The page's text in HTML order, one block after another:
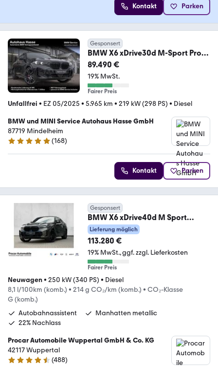
Kontakt Parken
Gesponsert
BMW X6 xDrive30d M-Sport Pro
22Z STANDHZ AktLENK H/K
89.490 €
19% MwSt.
Fairer Preis
Unfallfrei • EZ 05/2025 • 5.965 km • 219 kW (298 PS) • Diesel
BMW und MINI Service Autohaus Hasse GmbH
87719 Mindelheim
5 Sterne
(168)
Kontakt Parken
Gesponsert
BMW X6 xDrive40d M Sport
DA/PA Prof PANO B&W AHK 22"
Lieferung möglich
113.280 €
19% MwSt. ggf. zzgl. Lieferkosten
Fairer Preis
Neuwagen• 250 kW (340 PS) • Diesel
8,1 l/100km (komb.) • 214 g CO₂/km (komb.) • CO₂-Klasse
G (komb.)
Autobahnassistent
Manhatten metallic
22% Nachlass
Procar Automobile Wuppertal GmbH & Co. KG
42117 Wuppertal
4.5 Sterne
(488)